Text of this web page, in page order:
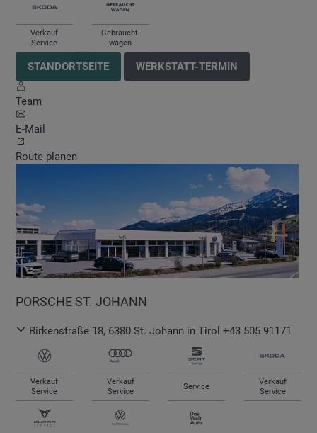
Verkauf
Service
Gebraucht-
wagen
STANDORTSEITE WERKSTATT-TERMIN
Team
E-Mail
Route planen
PORSCHE ST. JOHANN
Birkenstraße 18, 6380 St. Johann in Tirol +43 505 91171
Verkauf
Service
Verkauf
Service
Service
Verkauf
Service